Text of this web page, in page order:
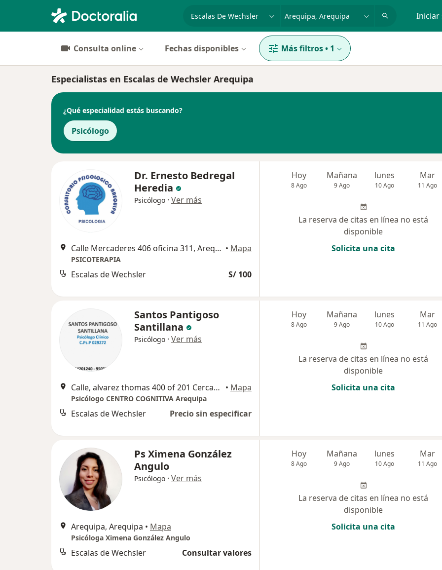
Iniciar
Consulta online Fechas disponibles Más filtros• 1
Especialistas en Escalas de Wechsler Arequipa
¿Qué especialidad estás buscando?
Psicólogo
Dr. Ernesto Bedregal
Heredia
Psicólogo · Ver más
Calle Mercaderes 406 oficina 311, Arequipa • Mapa
PSICOTERAPIA
Escalas de Wechsler S/ 100
Hoy
8 Ago
Mañana
9 Ago
lunes
10 Ago
Mar
11 Ago
La reserva de citas en línea no está
disponible
Solicita una cita
Santos Pantigoso
Santillana
Psicólogo · Ver más
Calle, alvarez thomas 400 of 201 Cercado de Arequipa, Arequipa • Mapa
Psicólogo CENTRO COGNITIVA Arequipa
Escalas de Wechsler Precio sin especificar
Hoy
8 Ago
Mañana
9 Ago
lunes
10 Ago
Mar
11 Ago
La reserva de citas en línea no está
disponible
Solicita una cita
Ps Ximena González
Angulo
Psicólogo · Ver más
Arequipa, Arequipa • Mapa
Psicóloga Ximena González Angulo
Escalas de Wechsler Consultar valores
Hoy
8 Ago
Mañana
9 Ago
lunes
10 Ago
Mar
11 Ago
La reserva de citas en línea no está
disponible
Solicita una cita